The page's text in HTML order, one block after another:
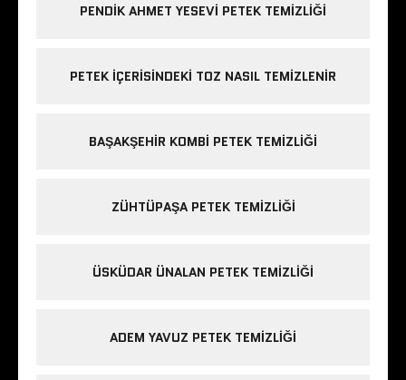
PENDIK AHMET YESEVI PETEK TEMIZLIĞI
PETEK IÇERISINDEKI TOZ NASIL TEMIZLENIR
BAŞAKŞEHIR KOMBI PETEK TEMIZLIĞI
ZÜHTÜPAŞA PETEK TEMIZLIĞI
ÜSKÜDAR ÜNALAN PETEK TEMIZLIĞI
ADEM YAVUZ PETEK TEMIZLIĞI